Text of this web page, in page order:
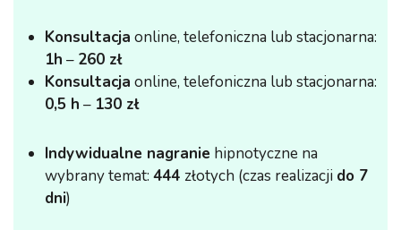
Konsultacja online, telefoniczna lub stacjonarna:
1h – 260 zł
Konsultacja online, telefoniczna lub stacjonarna:
0,5 h – 130 zł
Indywidualne nagranie hipnotyczne na
wybrany temat: 444 złotych (czas realizacji do 7
dni)